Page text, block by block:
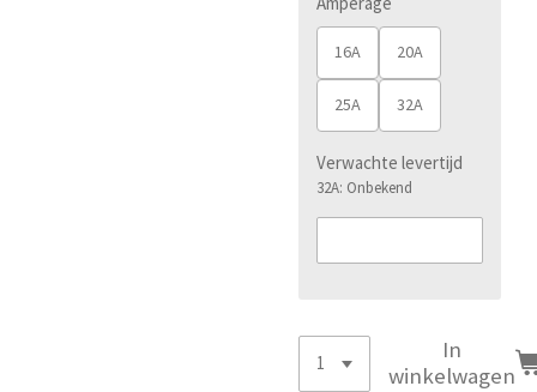
16A 20A
25A 32A
Verwachte levertijd
32A: Onbekend
In
winkelwagen